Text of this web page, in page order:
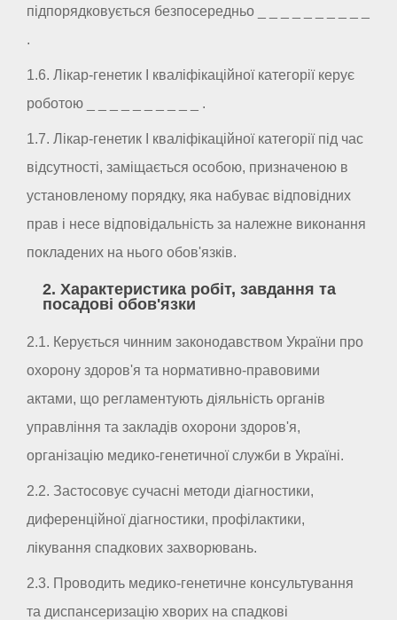
підпорядковується безпосередньо _ _ _ _ _ _ _ _ _ _
.
1.6. Лікар-генетик I кваліфікаційної категорії керує
роботою _ _ _ _ _ _ _ _ _ _ .
1.7. Лікар-генетик I кваліфікаційної категорії під час
відсутності, заміщається особою, призначеною в
установленому порядку, яка набуває відповідних
прав і несе відповідальність за належне виконання
покладених на нього обов'язків.
2. Характеристика робіт, завдання та
посадові обов'язки
2.1. Керується чинним законодавством України про
охорону здоров'я та нормативно-правовими
актами, що регламентують діяльність органів
управління та закладів охорони здоров'я,
організацію медико-генетичної служби в Україні.
2.2. Застосовує сучасні методи діагностики,
диференційної діагностики, профілактики,
лікування спадкових захворювань.
2.3. Проводить медико-генетичне консультування
та диспансеризацію хворих на спадкові